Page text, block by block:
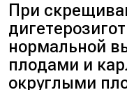
При
нормальной
плодами и
округлыми